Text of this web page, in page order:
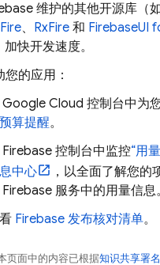
维护的其他开源库（
、 RxFire 和 FirebaseUI
加快开发速度。
的应用：
Google Cloud 控制台中为
预算提醒。
Firebase 控制台中监控“用
中心
，以全面了解您的
服务中的用量信息。
Firebase 发布核对清单。
页面中的内容已根据知识共享署